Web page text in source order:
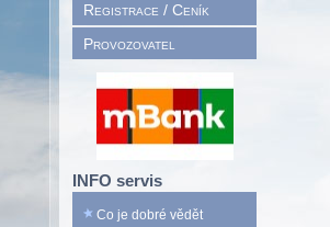
Registrace / Ceník
Provozovatel
INFO servis
Co je dobré vědět